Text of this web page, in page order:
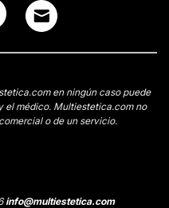
en ningún caso puede
el médico. Multiestetica.com no
o de un servicio.
info@multiestetica.com